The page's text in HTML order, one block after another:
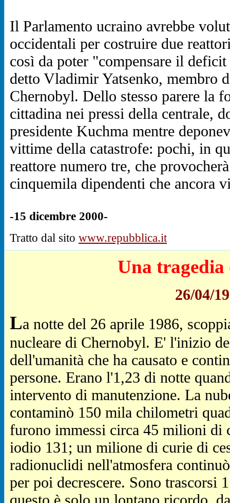
Il Parlamento ucraino avrebbe
occidentali per costruire due
così da poter "compensare il
detto Vladimir Yatsenko, membro
Chernobyl. Dello stesso parere la
cittadina nei pressi della centrale,
presidente Kuchma mentre
vittime della catastrofe: pochi, in
reattore numero tre, che
cinquemila dipendenti che ancora
-15 dicembre 2000-
Tratto dal sito www.repubblica.it
Una
26/04/
La notte del 26 aprile 1986,
nucleare di Chernobyl. E' l'inizio
dell'umanità che ha causato e
persone. Erano l'1,23 di notte
intervento di manutenzione. La
contaminò 150 mila chilometri
furono immessi circa 45 milioni
iodio 131; un milione di curie di
radionuclidi nell'atmosfera
per poi decrescere. Sono trascorsi